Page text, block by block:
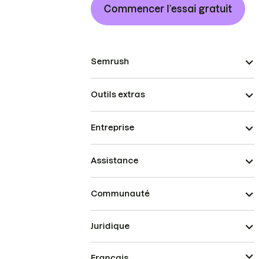
Commencer l’essai gratuit
Semrush
Outils extras
Entreprise
Assistance
Communauté
Juridique